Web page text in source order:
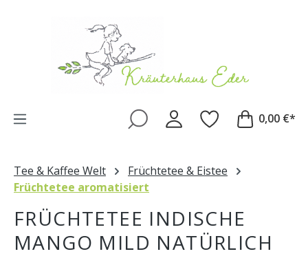
0,00 €*
Tee & Kaffee Welt
Früchtetee & Eistee
Früchtetee aromatisiert
FRÜCHTETEE INDISCHE
MANGO MILD NATÜRLICH